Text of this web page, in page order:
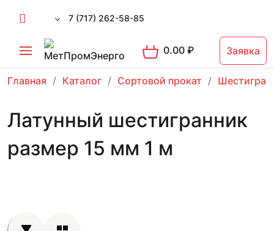
7 (717) 262-58-85
0.00₽ Заявка
Главная Каталог Сортовой прокат
Латунный шестигранник
размер 15 мм 1 м